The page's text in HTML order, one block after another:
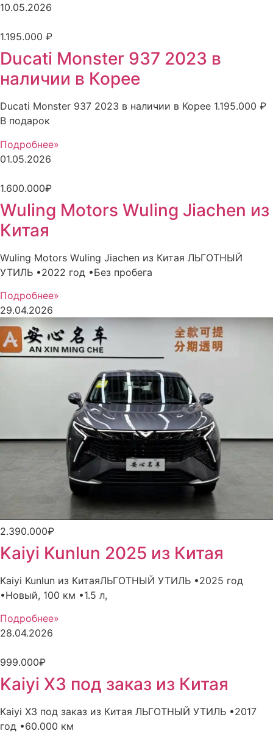
10.05.2026
1.195.000 ₽
Ducati Monster 937 2023 в
наличии в Корее
Ducati Monster 937 2023 в наличии в Корее 1.195.000 ₽
В подарок
Подробнее»
01.05.2026
1.600.000₽
Wuling Motors Wuling Jiachen из
Китая
Wuling Motors Wuling Jiachen из Китая ЛЬГОТНЫЙ
УТИЛЬ •2022 год •Без пробега
Подробнее»
29.04.2026
2.390.000₽
Kaiyi Kunlun 2025 из Китая
Kaiyi Kunlun из КитаяЛЬГОТНЫЙ УТИЛЬ •2025 год
•Новый, 100 км •1.5 л,
Подробнее»
28.04.2026
999.000₽
Kaiyi X3 под заказ из Китая
Kaiyi X3 под заказ из Китая ЛЬГОТНЫЙ УТИЛЬ •2017
год •60.000 км